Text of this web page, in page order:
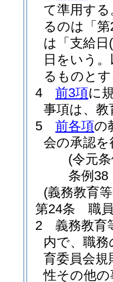
て準用する
るのは「
は「支給日
日をいう
るものと
4
前3項に
事項は、
5
前各項の
会の承認
(令元
条例38
(義務教育
第24条
職
2
義務教育
内で、職
育委員会
性その他